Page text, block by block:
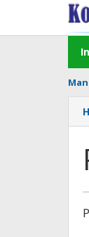
content
3,